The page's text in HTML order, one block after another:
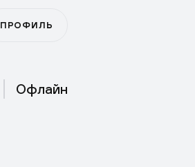
ПРОФИЛЬ
Офлайн